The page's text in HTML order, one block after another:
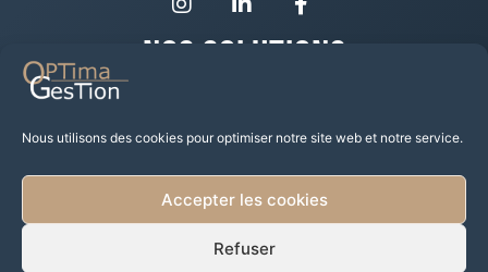
Nous utilisons des cookies pour optimiser notre site web et notre service.
Accepter les cookies
Refuser
Nos Solutions
Mutuelle
Placement financier
Investir dans les SCPI
Prêts et Défiscalisation Immo